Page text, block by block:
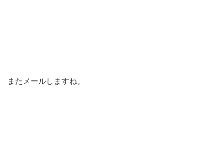
またメールしますね。